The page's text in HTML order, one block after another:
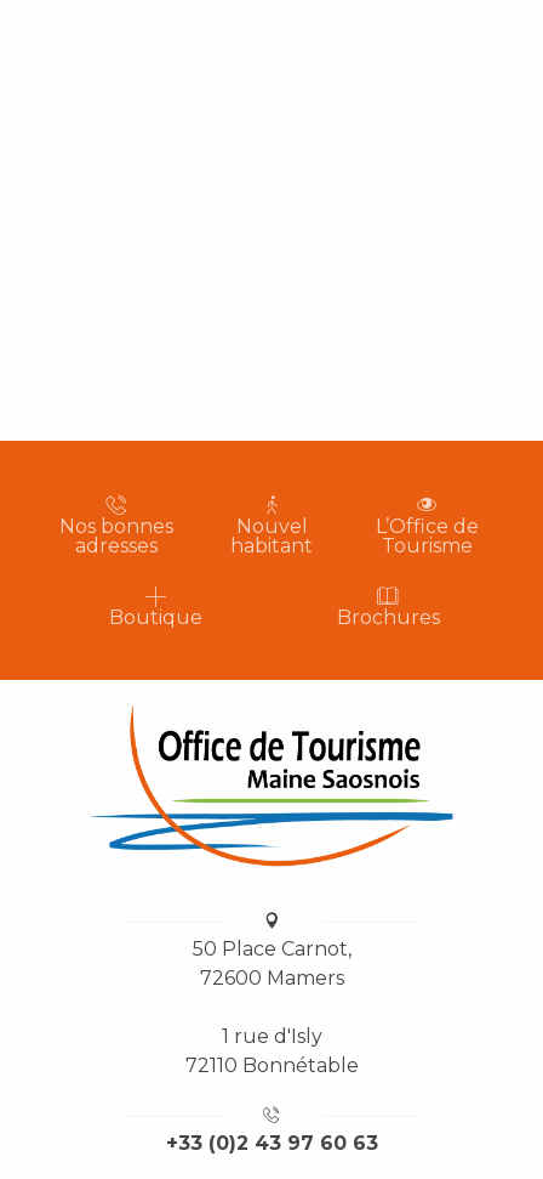
Nos bonnes
adresses
Nouvel
habitant
L’Office de
Tourisme
Boutique Brochures
50 Place Carnot,
72600 Mamers
1 rue d'Isly
72110 Bonnétable
+33 (0)2 43 97 60 63